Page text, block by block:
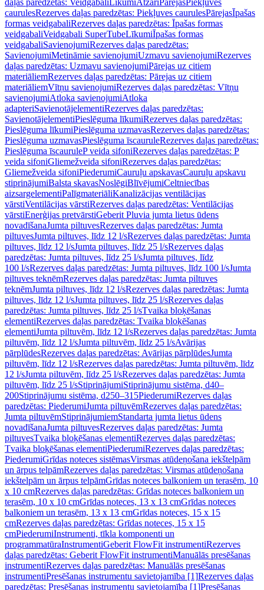
daļas paredzētas: Veidgabali LīkumiAtzari PārejasPiekļuves
caurulesRezerves daļas paredzētas: Piekļuves caurulesPārejasĪpašas
formas veidgabaliRezerves daļas paredzētas: Īpašas formas
veidgabaliVeidgabali SuperTubeLīkumiĪpašas formas
veidgabaliSavienojumiRezerves daļas paredzētas:
SavienojumiMetināmie savienojumiUzmavu savienojumiRezerves
daļas paredzētas: Uzmavu savienojumiPārejas uz citiem
materiāliemRezerves daļas paredzētas: Pārejas uz citiem
materiāliemVītņu savienojumiRezerves daļas paredzētas: Vītņu
savienojumiAtloka savienojumiAtloka
adapteriSavienotājelementiRezerves daļas paredzētas:
SavienotājelementiPieslēguma līkumiRezerves daļas paredzētas:
Pieslēguma līkumiPieslēguma uzmavasRezerves daļas paredzētas:
Pieslēguma uzmavasPieslēguma īscauruleRezerves daļas paredzētas:
Pieslēguma īscauruleP veida sifoniRezerves daļas paredzētas: P
veida sifoniGliemežveida sifoniRezerves daļas paredzētas:
Gliemežveida sifoniPiederumiCauruļu apskavasCauruļu apskavu
stiprinājumiBalsta skavasNoslēgiBlīvējumiCeltniecības
aizsargelementiPalīgmateriāliKanalizācijas ventilācijas
vārstiVentilācijas vārstiRezerves daļas paredzētas: Ventilācijas
vārstiEnerģijas pretvārstiGeberit Pluvia jumta lietus ūdens
novadīšanaJumta piltuvesRezerves daļas paredzētas: Jumta
piltuvesJumta piltuves, līdz 12 l/sRezerves daļas paredzētas: Jumta
piltuves, līdz 12 l/sJumta piltuves, līdz 25 l/sRezerves daļas
paredzētas: Jumta piltuves, līdz 25 l/sJumta piltuves, līdz
100 l/sRezerves daļas paredzētas: Jumta piltuves, līdz 100 l/sJumta
piltuves teknēmRezerves daļas paredzētas: Jumta piltuves
teknēmJumta piltuves, līdz 12 l/sRezerves daļas paredzētas: Jumta
piltuves, līdz 12 l/sJumta piltuves, līdz 25 l/sRezerves daļas
paredzētas: Jumta piltuves, līdz 25 l/sTvaika bloķēšanas
elementiRezerves daļas paredzētas: Tvaika bloķēšanas
elementiJumta piltuvēm, līdz 12 l/sRezerves daļas paredzētas: Jumta
piltuvēm, līdz 12 l/sJumta piltuvēm, līdz 25 l/sAvārijas
pārplūdesRezerves daļas paredzētas: Avārijas pārplūdesJumta
piltuvēm, līdz 12 l/sRezerves daļas paredzētas: Jumta piltuvēm, līdz
12 l/sJumta piltuvēm, līdz 25 l/sRezerves daļas paredzētas: Jumta
piltuvēm, līdz 25 l/sStiprinājumiStiprinājumu sistēma, d40–
200Stiprinājumu sistēma, d250–315PiederumiRezerves daļas
paredzētas: PiederumiJumta piltuvēmRezerves daļas paredzētas:
Jumta piltuvēmStiprinājumiemStandarta jumta lietus ūdens
novadīšanaJumta piltuvesRezerves daļas paredzētas: Jumta
piltuvesTvaika bloķēšanas elementiRezerves daļas paredzētas:
Tvaika bloķēšanas elementiPiederumiRezerves daļas paredzētas:
PiederumiGrīdas noteces sistēmasVirsmas atūdeņošana iekštelpām
un ārpus telpāmRezerves daļas paredzētas: Virsmas atūdeņošana
iekštelpām un ārpus telpāmGrīdas noteces balkoniem un terasēm, 10
x 10 cmRezerves daļas paredzētas: Grīdas noteces balkoniem un
terasēm, 10 x 10 cmGrīdas noteces, 13 x 13 cmGrīdas noteces
balkoniem un terasēm, 13 x 13 cmGrīdas noteces, 15 x 15
cmRezerves daļas paredzētas: Grīdas noteces, 15 x 15
cmPiederumiInstrumenti, tīkla komponenti un
programmatūraInstrumentiGeberit FlowFit instrumentiRezerves
daļas paredzētas: Geberit FlowFit instrumentiManuālās presēšanas
instrumentiRezerves daļas paredzētas: Manuālās presēšanas
instrumentiPresēšanas instrumentu savietojamība [1]Rezerves daļas
paredzētas: Presēšanas instrumentu savietojamība [1]Presēšanas